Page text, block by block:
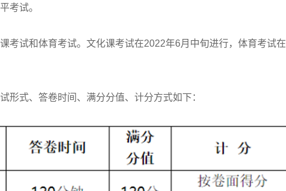
考试。
试和体育考试。文化课考试在2022年6月中旬进行，体育考试在
式、答卷时间、满分分值、计分方式如下：